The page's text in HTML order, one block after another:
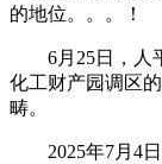
的地位。。。！
6月25日，人平
化工财产园调区
畴。
2025年7月4日